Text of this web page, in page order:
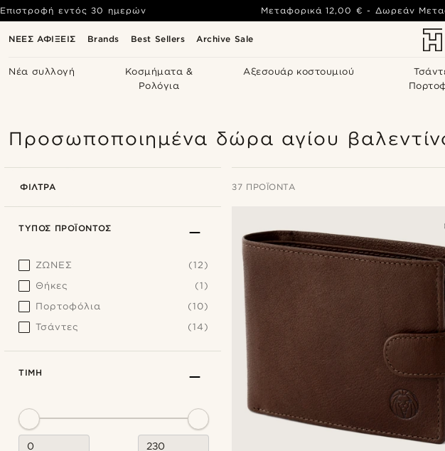
ΝΕΕΣ ΑΦΙΞΕΙΣ Brands Best Sellers Archive Sale
Νέα συλλογή
Κοσμήματα &
Ρολόγια
Αξεσουάρ κοστουμιού
Επιστροφή εντός 30 ημερών Μεταφορικά 12,00 € - Δωρεάν
Προσωποποιημένα δώρα αγίου
ΦΊΛΤΡΑ 37 ΠΡΟΪΌΝΤΑ
ΤΎΠΟΣ ΠΡΟΪΌΝΤΟΣ
ΖΩΝΕΣ
(12)
Θήκες
(1)
Πορτοφόλια
(10)
Τσάντες
(14)
ΤΙΜΉ